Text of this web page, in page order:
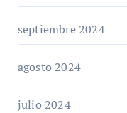
septiembre 2024
agosto 2024
julio 2024